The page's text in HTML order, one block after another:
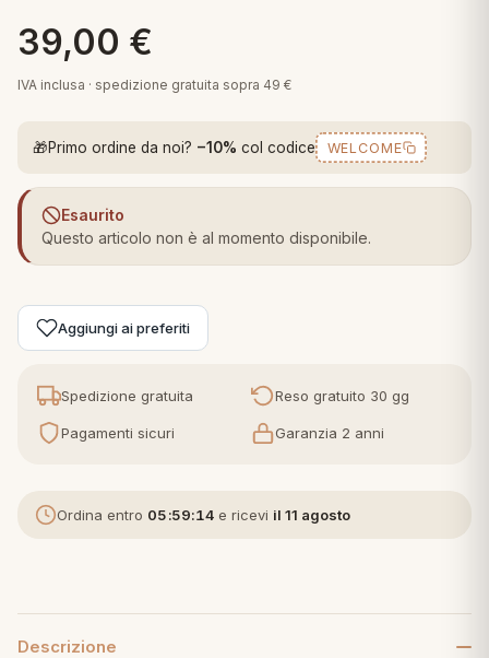
Letto
arredo
in fibra
in piuma d'oca
in piuma
Plaid Cartoons
Tappeti Cartoons
Trapuntini Cartoons
39,00 €
IVA inclusa · spedizione gratuita sopra 49 €
🎁Primo ordine da noi? −10% col codice WELCOME
Esaurito
Questo articolo non è al momento disponibile.
Aggiungi ai preferiti
Spedizione gratuita Reso gratuito 30 gg
Pagamenti sicuri Garanzia 2 anni
Ordina entro 05:59:14 e ricevi il 11 agosto
Descrizione